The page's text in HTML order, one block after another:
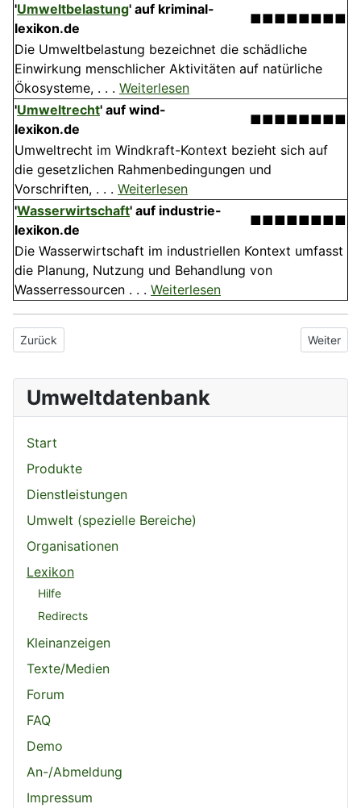
'Umweltbelastung' auf kriminal-
lexikon.de
■■■■■■■■
Die Umweltbelastung bezeichnet die schädliche
Einwirkung menschlicher Aktivitäten auf natürliche
Ökosysteme, . . . Weiterlesen
'Umweltrecht' auf wind-
lexikon.de
■■■■■■■■
Umweltrecht im Windkraft-Kontext bezieht sich auf
die gesetzlichen Rahmenbedingungen und
Vorschriften, . . . Weiterlesen
'Wasserwirtschaft' auf industrie-
lexikon.de
■■■■■■■■
Die Wasserwirtschaft im industriellen Kontext umfasst
die Planung, Nutzung und Behandlung von
Wasserressourcen . . . Weiterlesen
Vorheriger Beitrag: Vulkanausbruch
Zurück Nächster
Weiter
Umweltdatenbank
Start
Produkte
Dienstleistungen
Umwelt (spezielle Bereiche)
Organisationen
Lexikon
Hilfe
Redirects
Kleinanzeigen
Texte/Medien
Forum
FAQ
Demo
An-/Abmeldung
Impressum